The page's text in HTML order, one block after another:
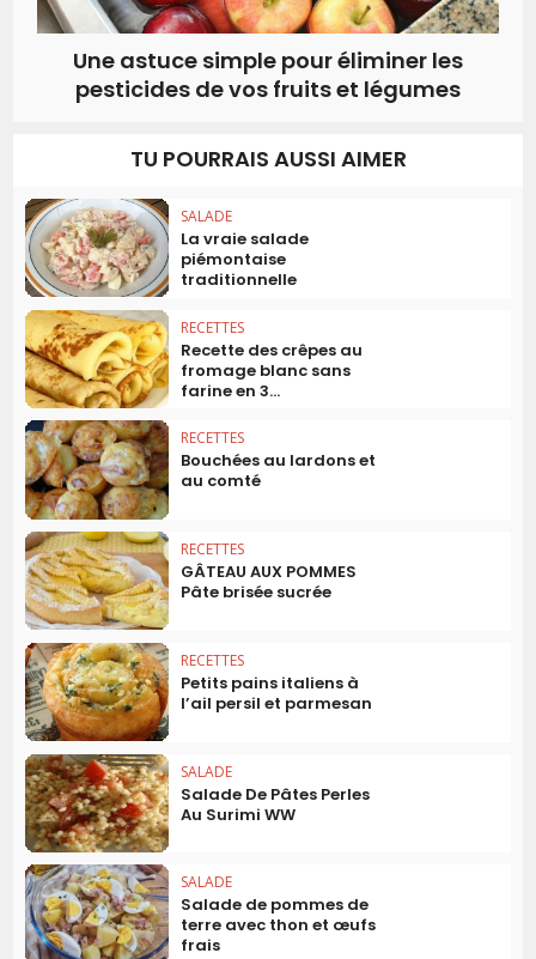
Une astuce simple pour éliminer les
pesticides de vos fruits et légumes
TU POURRAIS AUSSI AIMER
SALADE
La vraie salade
piémontaise
traditionnelle
RECETTES
Recette des crêpes au
fromage blanc sans
farine en 3...
RECETTES
Bouchées au lardons et
au comté
RECETTES
GÂTEAU AUX POMMES
Pâte brisée sucrée
RECETTES
Petits pains italiens à
l’ail persil et parmesan
SALADE
Salade De Pâtes Perles
Au Surimi WW
SALADE
Salade de pommes de
terre avec thon et œufs
frais